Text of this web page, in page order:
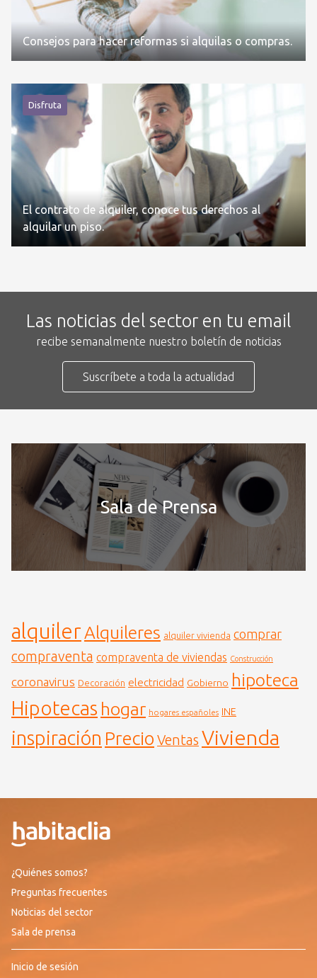
Consejos para hacer reformas si alquilas o compras.
Disfruta
El contrato de alquiler, conoce tus derechos al
alquilar un piso.
Las noticias del sector en tu email
recibe semanalmente nuestro boletín de noticias
Suscríbete a toda la actualidad
Sala de Prensa
alquiler Alquileres alquiler vivienda comprar
compraventa compraventa de viviendas Construcción
coronavirus Decoración electricidad Gobierno hipoteca
Hipotecas hogar hogares españoles INE
inspiración Precio Ventas Vivienda
¿Quiénes somos?
Preguntas frecuentes
Noticias del sector
Sala de prensa
Inicio de sesión